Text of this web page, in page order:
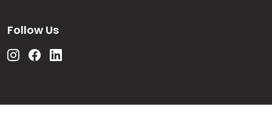
Follow Us